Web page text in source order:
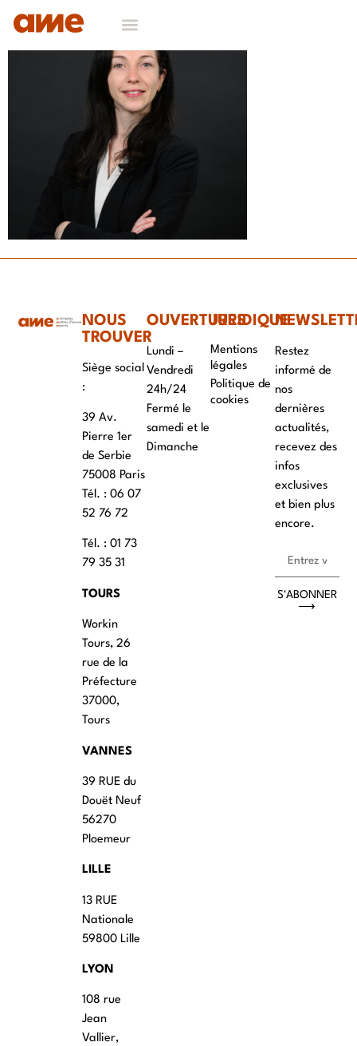
NOUS
TROUVER
Siège social
:
39 Av.
Pierre 1er
de Serbie
75008 Paris
Tél. : ‭06 07
52 76 72
Tél. : 01 73
79 35 31
TOURS
Workin
Tours, 26
rue de la
Préfecture
37000,
Tours
VANNES
39 RUE du
Douët Neuf
56270
Ploemeur
LILLE
13 RUE
Nationale
59800 Lille
LYON
108 rue
Jean
Vallier,
OUVERTURES
Lundi –
Vendredi
24h/24
Fermé le
samedi et le
Dimanche
JURIDIQUE
Mentions
légales
Politique de
cookies
Restez
informé de
nos
dernières
actualités,
recevez des
infos
exclusives
et bien plus
encore.
S'ABONNER
⟶